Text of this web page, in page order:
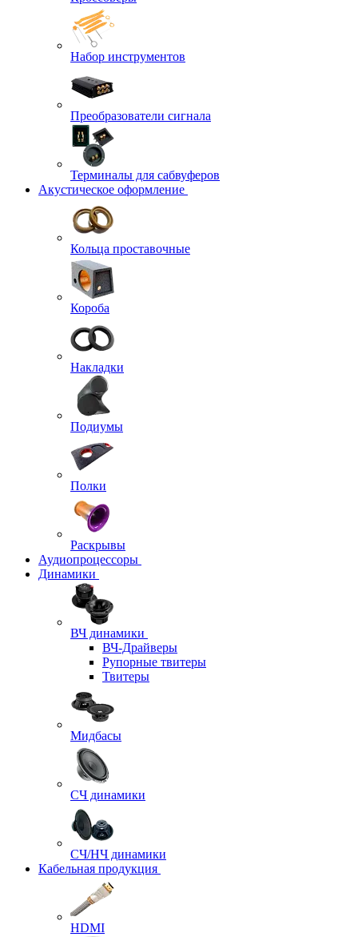
Набор инструментов
Преобразователи сигнала
Терминалы для сабвуферов
Акустическое оформление
Кольца проставочные
Короба
Накладки
Подиумы
Полки
Раскрывы
Аудиопроцессоры
Динамики
ВЧ динамики
ВЧ-Драйверы
Рупорные твитеры
Твитеры
Мидбасы
СЧ динамики
СЧ/НЧ динамики
Кабельная продукция
HDMI